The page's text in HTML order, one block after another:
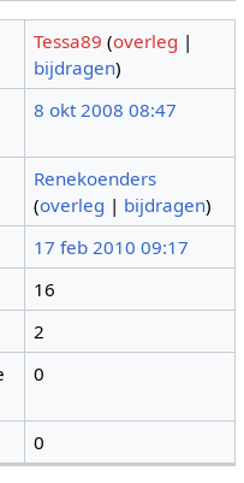
Tessa89 (overleg |
bijdragen)
8 okt 2008 08:47
Renekoenders
(overleg | bijdragen)
17 feb 2010 09:17
16
2
0
0